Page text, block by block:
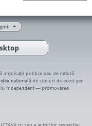
implicații politice sau de natură
națională de site-uri de acest gen
independent — promovarea
sau a autorilor respectivi,